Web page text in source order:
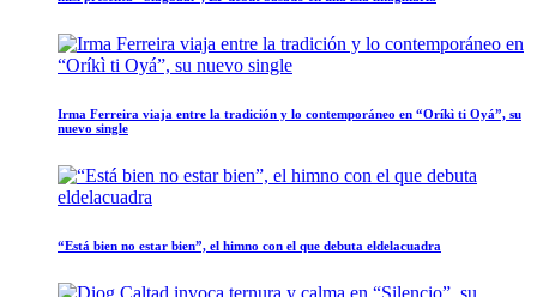
Irma Ferreira viaja entre la tradición y lo contemporáneo en “Oríkì ti Oyá”, su
nuevo single
“Está bien no estar bien”, el himno con el que debuta eldelacuadra